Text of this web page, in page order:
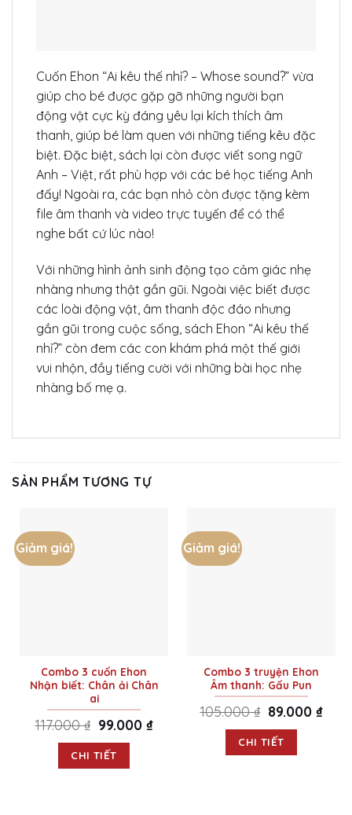
Cuốn Ehon “Ai kêu thế nhỉ? – Whose sound?” vừa
giúp cho bé được gặp gỡ những người bạn
động vật cực kỳ đáng yêu lại kích thích âm
thanh, giúp bé làm quen với những tiếng kêu đặc
biệt. Đặc biệt, sách lại còn được viết song ngữ
Anh – Việt, rất phù hợp với các bé học tiếng Anh
đấy! Ngoài ra, các bạn nhỏ còn được tặng kèm
file âm thanh và video trực tuyến để có thể
nghe bất cứ lúc nào!
Với những hình ảnh sinh động tạo cảm giác nhẹ
nhàng nhưng thật gần gũi. Ngoài việc biết được
các loài động vật, âm thanh độc đáo nhưng
gần gũi trong cuộc sống, sách Ehon “Ai kêu thế
nhỉ?” còn đem các con khám phá một thế giới
vui nhộn, đầy tiếng cười với những bài học nhẹ
nhàng bố mẹ ạ.
SẢN PHẨM TƯƠNG TỰ
Giảm giá!
Combo 3 cuốn Ehon
Nhận biết: Chân ải Chân
ai
117.000₫ Original
price
was:
117.000 ₫.
99.000 ₫Current
price
CHI TIẾT
Giảm giá!
Combo 3 truyện Ehon
Âm thanh: Gấu Pun
105.000₫ Original
price
was:
105.000 ₫.
89.000 ₫price
CHI TIẾT